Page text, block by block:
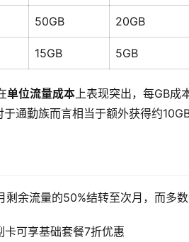
50GB 20GB
15GB 5GB
单位流量成本上表现突出，每GB成
通勤族而言相当于额外获得约
剩余流量的50%结转至次月，而多
卡可享基础套餐7折优惠